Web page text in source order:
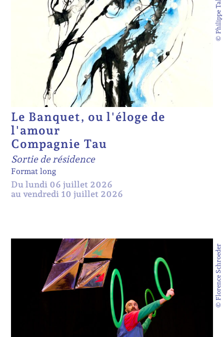
© Philippe Tallis
Le Banquet, ou l'éloge de
l'amour
Compagnie Tau
Sortie de résidence
Format long
Du lundi 06 juillet 2026
au vendredi 10 juillet 2026
© Florence Schroeder